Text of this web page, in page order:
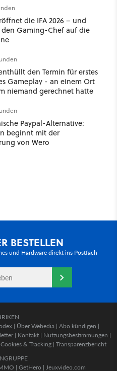
zeigt, dass es nicht so
ist
die IFA 2026 – und
den Gaming-Chef auf die
den Termin für erstes
Gameplay - an einem Ort
niemand gerechnet hatte
Paypal-Alternative:
beginnt mit der
von Wero
BESTELLEN
und Hardware direkt ins Postfach
| Über Webedia | Abo kündigen |
| Kontakt | Nutzungsbestimmungen |
Cookies & Tracking | Transparenzbericht
| GetHero | Jeuxvideo.com